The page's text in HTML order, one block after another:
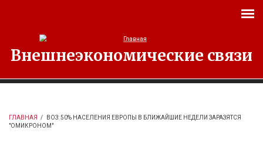
Внешнеэкономические связи
ГЛАВНАЯ /
ВОЗ: 50% НАСЕЛЕНИЯ ЕВРОПЫ В БЛИЖАЙШИЕ НЕДЕЛИ ЗАРАЗЯТСЯ
"ОМИКРОНОМ"